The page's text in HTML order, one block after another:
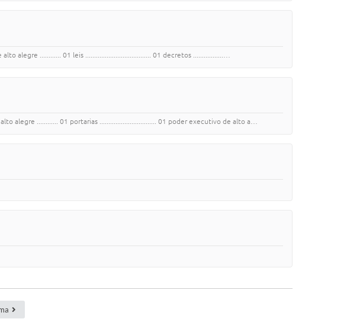
alegre ............ 01 leis ..................................... 01 decretos .................…
alegre ............ 01 portarias ................................ 01 poder executivo de alto a…